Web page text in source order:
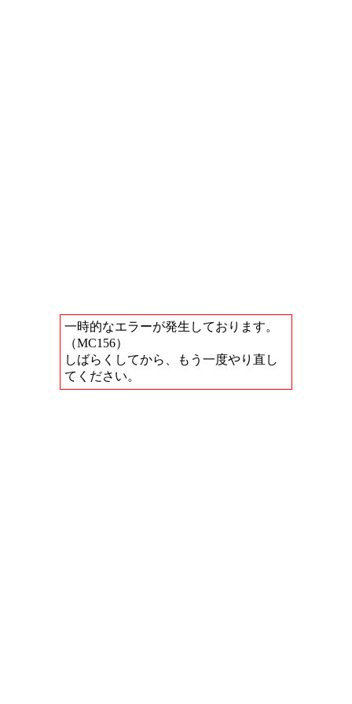
一時的なエラーが発生しております。
（MC156）
しばらくしてから、もう一度やり直し
てください。